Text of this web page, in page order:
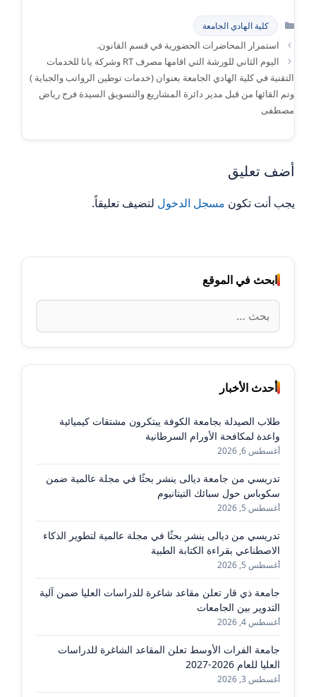
التصنيفات
كلية الهادي الجامعة
استمرار المحاضرات الحضورية في قسم القانون.
اليوم الثاني للورشة التي اقامها مصرف RT وشركة يانا للخدمات
التقنية في كلية الهادي الجامعة بعنوان (خدمات توطين الرواتب والجباية )
وتم القائها من قبل مدير دائرة المشاريع والتسويق السيدة فرح رياض
مصطفى
أضف تعليق
يجب أنت تكون مسجل الدخول لتضيف تعليقاً.
ابحث في الموقع
البحث
عن:
أحدث الأخبار
طلاب الصيدلة بجامعة الكوفة يبتكرون مشتقات كيميائية
واعدة لمكافحة الأورام السرطانية
أغسطس 6, 2026
تدريسي من جامعة ديالى ينشر بحثًا في مجلة عالمية ضمن
سكوباس حول سبائك التيتانيوم
أغسطس 5, 2026
تدريسي من ديالى ينشر بحثًا في مجلة عالمية لتطوير الذكاء
الاصطناعي بقراءة الكتابة الطبية
أغسطس 5, 2026
جامعة ذي قار تعلن مقاعد شاغرة للدراسات العليا ضمن آلية
التدوير بين الجامعات
أغسطس 4, 2026
جامعة الفرات الأوسط تعلن المقاعد الشاغرة للدراسات
العليا للعام 2026-2027
أغسطس 3, 2026